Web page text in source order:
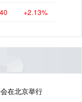
+2.13%
在北京举行